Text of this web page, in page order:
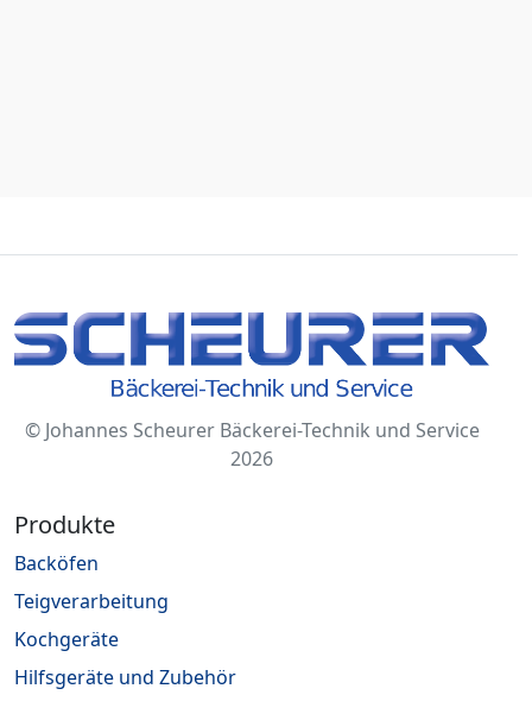
© Johannes Scheurer Bäckerei-Technik und Service
2026
Produkte
Backöfen
Teigverarbeitung
Kochgeräte
Hilfsgeräte und Zubehör